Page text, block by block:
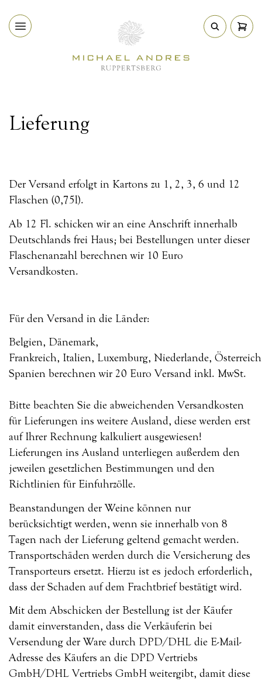
zum
Inhalt
Suche
Lieferung
Der Versand erfolgt in Kartons zu 1, 2, 3, 6 und 12
Flaschen (0,75l).
Ab 12 Fl. schicken wir an eine Anschrift innerhalb
Deutschlands frei Haus; bei Bestellungen unter dieser
Flaschenanzahl berechnen wir 10 Euro
Versandkosten.
Für den Versand in die Länder:
Belgien, Dänemark,
Frankreich, Italien, Luxemburg, Niederlande,
Spanien berechnen wir 20 Euro Versand inkl. MwSt.
Bitte beachten Sie die abweichenden Versandkosten
für Lieferungen ins weitere Ausland, diese werden erst
auf Ihrer Rechnung kalkuliert ausgewiesen!
Lieferungen ins Ausland unterliegen außerdem den
jeweilen gesetzlichen Bestimmungen und den
Richtlinien für Einfuhrzölle.
Beanstandungen der Weine können nur
berücksichtigt werden, wenn sie innerhalb von 8
Tagen nach der Lieferung geltend gemacht werden.
Transportschäden werden durch die Versicherung des
Transporteurs ersetzt. Hierzu ist es jedoch erforderlich,
dass der Schaden auf dem Frachtbrief bestätigt wird.
Mit dem Abschicken der Bestellung ist der Käufer
damit einverstanden, dass die Verkäuferin bei
Versendung der Ware durch DPD/DHL die E-Mail-
Adresse des Käufers an die DPD Vertriebs
GmbH/DHL Vertriebs GmbH weitergibt, damit diese